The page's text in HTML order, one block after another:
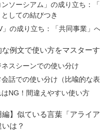
ンソーシアム」の成り立ち：
しての結びつき
」の成り立ち：「共同事業」
な例文で使い方をマスター
ネスシーンでの使い分け
会話での使い分け（比喩的な表
はNG！間違えやすい使い方
編】似ている言葉「アライア
は？